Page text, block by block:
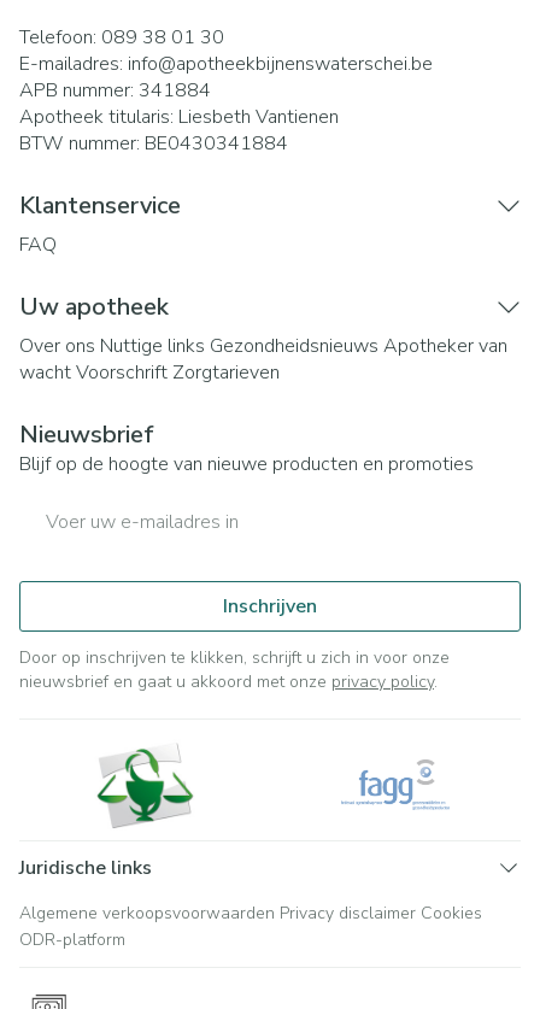
Telefoon: 089 38 01 30
E-mailadres: info@apotheekbijnenswaterschei.be
APB nummer: 341884
Apotheek titularis: Liesbeth Vantienen
BTW nummer: BE0430341884
Klantenservice
FAQ
Uw apotheek
Over ons Nuttige links Gezondheidsnieuws Apotheker van
wachtVoorschrift Zorgtarieven
Nieuwsbrief
Blijf op de hoogte van nieuwe producten en promoties
Inschrijven
Door op inschrijven te klikken, schrijft u zich in voor onze
nieuwsbrief en gaat u akkoord met onze privacy policy.
Juridische links
Algemene verkoopsvoorwaarden Privacy disclaimer Cookies
ODR-platform